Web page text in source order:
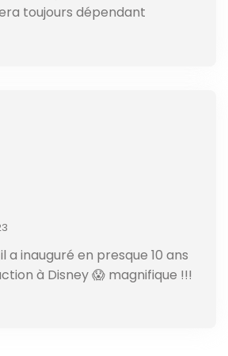
toujours dépendant
a inauguré en presque 10 ans
à Disney 😱 magnifique !!!